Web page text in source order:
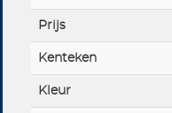
Prijs
Kenteken
Kleur